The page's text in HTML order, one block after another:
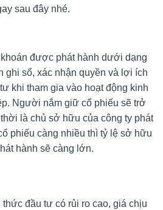
sau đây nhé.
được phát hành dưới dạng
ghi sổ, xác nhận quyền và lợi ích
khi tham gia vào hoạt động kinh
Người nắm giữ cổ phiếu sẽ trở
là chủ sở hữu của công ty phát
phiếu càng nhiều thì tỷ lệ sở hữu
hành sẽ càng lớn.
đầu tư có rủi ro cao, giá chịu